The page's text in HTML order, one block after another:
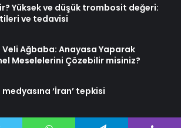
Yüksek ve düşük trombosit değeri:
ve tedavisi
Veli Ağbaba: Anayasa Yaparak
Meselelerini Çözebilir misiniz?
‘İran’ tepkisi